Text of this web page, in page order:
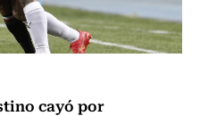
cayó por